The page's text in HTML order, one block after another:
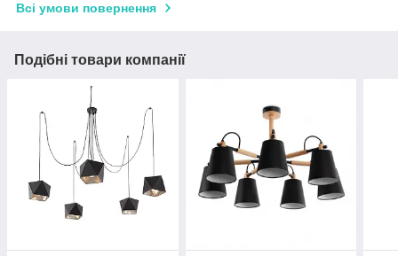
Всі умови повернення
Подібні товари компанії